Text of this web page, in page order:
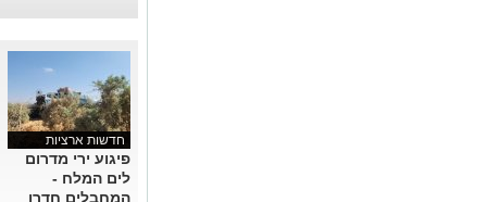
חדשות ארציות
פיגוע ירי מדרום
לים המלח -
המחבלים חדרו